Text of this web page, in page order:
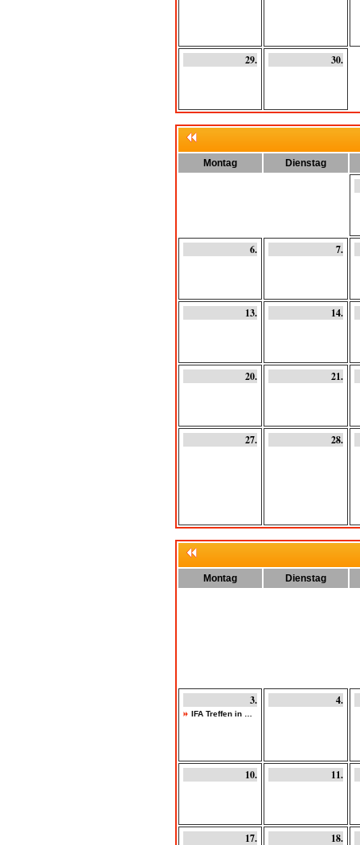
29. 30.
Montag Dienstag
6. 7.
13. 14.
20. 21.
27. 28.
Montag Dienstag
3.
IFA Treffen in …
4.
10. 11.
17. 18.